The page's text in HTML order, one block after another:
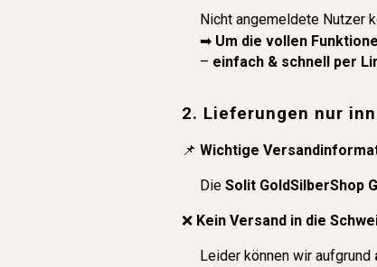
Nicht angemeldete Nutzer
➡ Um die vollen
– einfach & schnell per
2. Lieferungen nur
📌Wichtige
DieSolit GoldSilberShop
❌ Kein Versand in die
Leider können wir aufgrund